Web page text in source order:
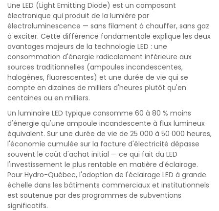
Une LED (Light Emitting Diode) est un composant
électronique qui produit de la lumière par
électroluminescence — sans filament à chauffer, sans gaz
à exciter. Cette différence fondamentale explique les deux
avantages majeurs de la technologie LED : une
consommation d'énergie radicalement inférieure aux
sources traditionnelles (ampoules incandescentes,
halogènes, fluorescentes) et une durée de vie qui se
compte en dizaines de milliers d'heures plutôt qu'en
centaines ou en milliers.
Un luminaire LED typique consomme 60 à 80 % moins
d'énergie qu'une ampoule incandescente à flux lumineux
équivalent. Sur une durée de vie de 25 000 à 50 000 heures,
l'économie cumulée sur la facture d'électricité dépasse
souvent le coût d'achat initial — ce qui fait du LED
l'investissement le plus rentable en matière d'éclairage.
Pour Hydro-Québec, l'adoption de l'éclairage LED à grande
échelle dans les bâtiments commerciaux et institutionnels
est soutenue par des programmes de subventions
significatifs.